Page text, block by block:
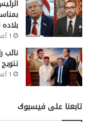
1 أغسطس، 2026
نائب
1 أغسطس، 2026
تابعنا على فيسبوك